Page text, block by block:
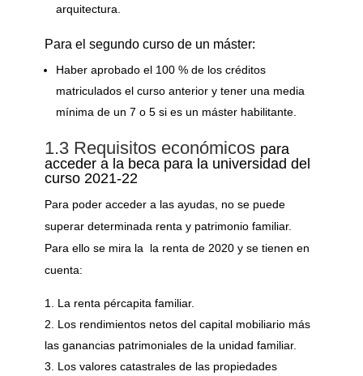
arquitectura.
Para el segundo curso de un máster:
Haber aprobado el 100 % de los créditos
matriculados el curso anterior y tener una media
mínima de un 7 o 5 si es un máster habilitante.
1.3 Requisitos económicos para
acceder a la beca para la universidad del
curso 2021-22
Para poder acceder a las ayudas, no se puede
superar determinada renta y patrimonio familiar.
Para ello se mira la la renta de 2020 y se tienen en
cuenta:
La renta pércapita familiar.
Los rendimientos netos del capital mobiliario más
las ganancias patrimoniales de la unidad familiar.
Los valores catastrales de las propiedades